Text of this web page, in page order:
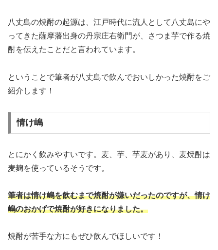
八丈島の焼酎の起源は、江戸時代に流人として八丈島にや
ってきた薩摩藩出身の丹宗庄右衛門が、さつま芋で作る焼
酎を伝えたことだと言われています。
ということで筆者が八丈島で飲んでおいしかった焼酎をご
紹介します！
情け嶋
とにかく飲みやすいです。麦、芋、芋麦があり、麦焼酎は
麦麹を使っているそうです。
筆者は情け嶋を飲むまで焼酎が嫌いだったのですが、情け
嶋のおかげで焼酎が好きになりました。
焼酎が苦手な方にもぜひ飲んでほしいです！